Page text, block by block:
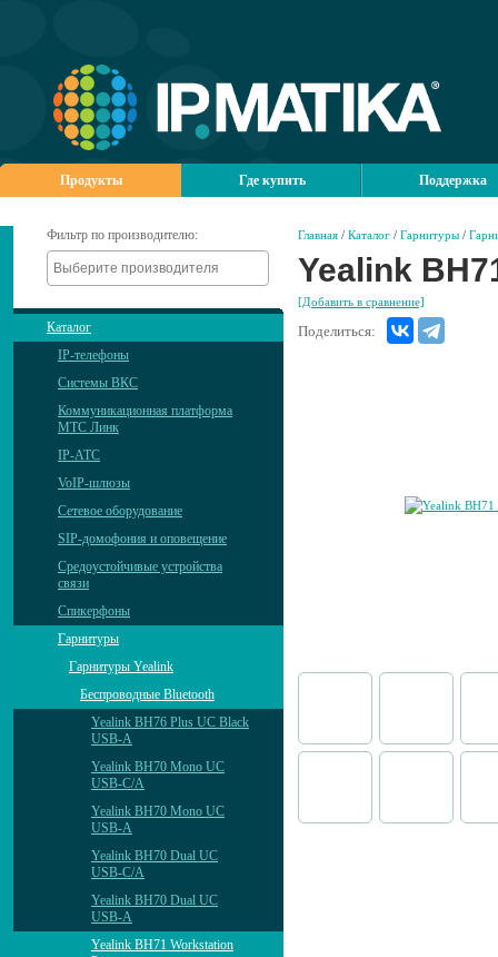
Продукты Где купить Поддержка
Фильтр по производителю:
Каталог
IP-телефоны
Системы ВКС
Коммуникационная платформа
МТС Линк
IP-АТС
VoIP-шлюзы
Сетевое оборудование
SIP-домофония и оповещение
Средоустойчивые устройства
связи
Спикерфоны
Гарнитуры
Гарнитуры Yealink
Беспроводные Bluetooth
Yealink BH76 Plus UC Black
USB-A
Yealink BH70 Mono UC
USB-C/A
Yealink BH70 Mono UC
USB-A
Yealink BH70 Dual UC
USB-C/A
Yealink BH70 Dual UC
USB-A
Yealink BH71 Workstation
Главная / Каталог / Гарнитуры /
Yealink
[Добавить в сравнение]
Поделиться: